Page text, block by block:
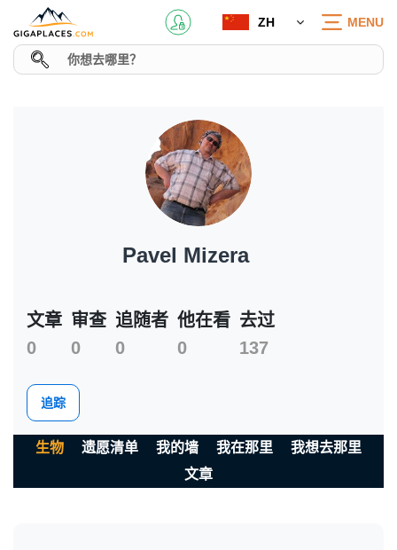
ZH MENU
Pavel Mizera
文章
0
审查
0
追随者
0
他在看
0
去过
137
追踪
生物 遗愿清单 我的墙 我在那里
我想去那里
文章